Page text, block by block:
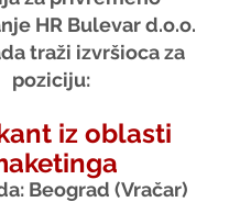
HR Bulevar d.o.o.
traži izvršioca za
poziciju:
iz oblasti
Beograd (Vračar)